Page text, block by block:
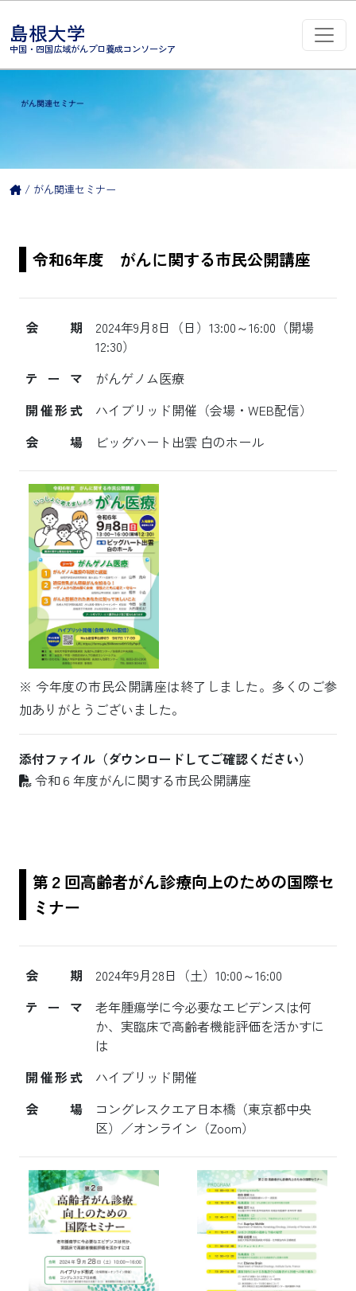
メインナビゲーション
島根大学
中国・四国広域がんプロ養成コンソーシア
/ がん関連セミナー
令和6年度 がんに関する市民公開講座
会期
2024年9月8日（日）13:00～16:00（開場
12:30）
テーマ
がんゲノム医療
開催形式
ハイブリッド開催（会場・WEB配信）
会場
ビッグハート出雲 白のホール
※ 今年度の市民公開講座は終了しました。多くのご参
加ありがとうございました。
添付ファイル（ダウンロードしてご確認ください）
令和６年度がんに関する市民公開講座
第２回高齢者がん診療向上のための国際セ
ミナー
会期
2024年9月28日（土）10:00～16:00
テーマ
老年腫瘍学に今必要なエビデンスは何
か、実臨床で高齢者機能評価を活かすに
は
開催形式
ハイブリッド開催
会場
コングレスクエア日本橋（東京都中央
区）／オンライン（Zoom）